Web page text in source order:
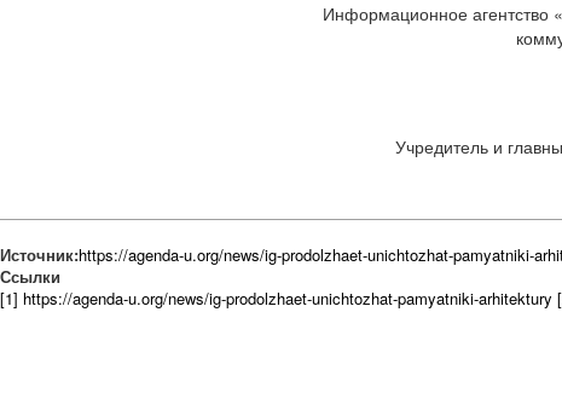
Информационное агентство
Учредитель и
Источник:https://agenda-u.org/news/ig-prodolzhaet-unichtozhat-pamyatniki-
Ссылки
[1] https://agenda-u.org/news/ig-prodolzhaet-unichtozhat-pamyatniki-arhitektury